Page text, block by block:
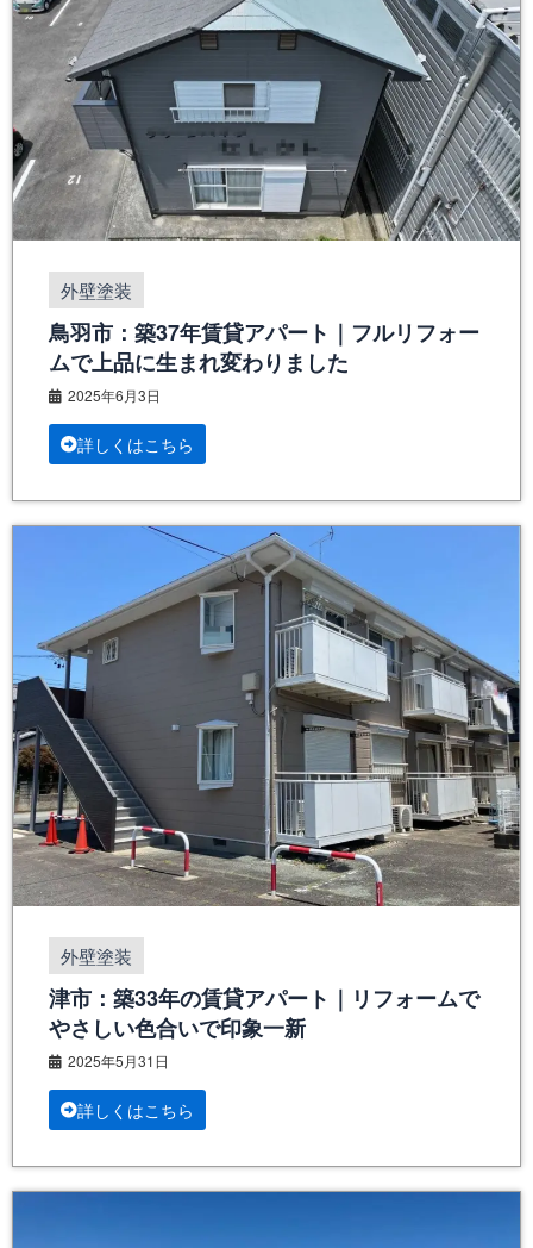
外壁塗装
鳥羽市：築37年賃貸アパート｜フルリフォー
ムで上品に生まれ変わりました
2025年6月3日
詳しくはこちら
外壁塗装
津市：築33年の賃貸アパート｜リフォームで
やさしい色合いで印象一新
2025年5月31日
詳しくはこちら